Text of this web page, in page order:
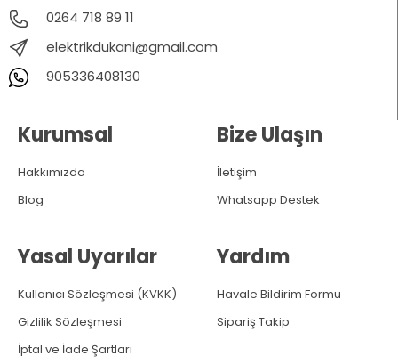
0264 718 89 11
elektrikdukani@gmail.com
905336408130
Kurumsal
Hakkımızda
Blog
Yasal Uyarılar
Kullanıcı Sözleşmesi (KVKK)
Gizlilik Sözleşmesi
İptal ve İade Şartları
Bize Ulaşın
İletişim
Whatsapp Destek
Yardım
Havale Bildirim Formu
Sipariş Takip